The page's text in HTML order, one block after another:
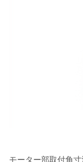
モーター部取付角